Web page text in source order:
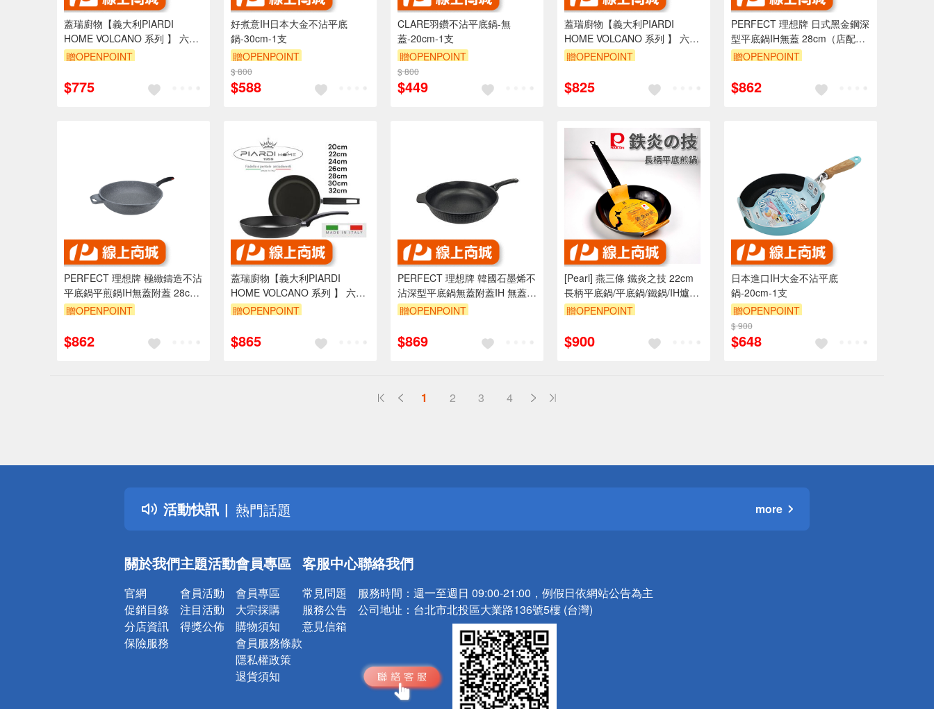
蓋瑞廚物【義大利PIARDI
HOME VOLCANO 系列 】 六款
厚度2mm (不可IH爐) 不沾鍋 義
贈OPENPOINT
$775
好煮意IH日本大金不沾平底
鍋-30cm-1支
贈OPENPOINT
$ 800
$588
CLARE羽鑽不沾平底鍋-無
蓋-20cm-1支
贈OPENPOINT
$ 800
$449
蓋瑞廚物【義大利PIARDI
HOME VOLCANO 系列 】 六款
厚度2mm (不可IH爐) 不沾鍋 義
贈OPENPOINT
$825
PERFECT 理想牌 日式黑金鋼深
型平底鍋IH無蓋 28cm（店配把
手自行組裝）-Leidea樂德兒
贈OPENPOINT
$862
PERFECT 理想牌 極緻鑄造不沾
平底鍋平煎鍋IH無蓋附蓋 28cm
無蓋（拆把手可超商）-Leidea
贈OPENPOINT
$862
蓋瑞廚物【義大利PIARDI
HOME VOLCANO 系列 】 六款
厚度2mm (不可IH爐) 不沾鍋 義
贈OPENPOINT
$865
PERFECT 理想牌 韓國石墨烯不
沾深型平底鍋無蓋附蓋IH 無蓋
28cm-Leidea樂德兒
贈OPENPOINT
$869
[Pearl] 燕三條 鐵炎之技 22cm
長柄平底鍋/平底鍋/鐵鍋/IH爐適
用
贈OPENPOINT
$900
日本進口IH大金不沾平底
鍋-20cm-1支
贈OPENPOINT
$ 900
$648
1 2 3 4
活動快訊
詐騙網頁！請小心！
得獎公告
熱門話題
銀行優惠
詐騙網頁！請小心！
more
關於我們
官網
促銷目錄
分店資訊
保險服務
主題活動
會員活動
注目活動
得獎公佈
會員專區
會員專區
大宗採購
購物須知
會員服務條款
隱私權政策
退貨須知
客服中心
常見問題
服務公告
意見信箱
聯絡我們
服務時間： 週一至週日 09:00-21:00，例假日依網站公告為主
公司地址： 台北市北投區大業路136號5樓 (台灣)